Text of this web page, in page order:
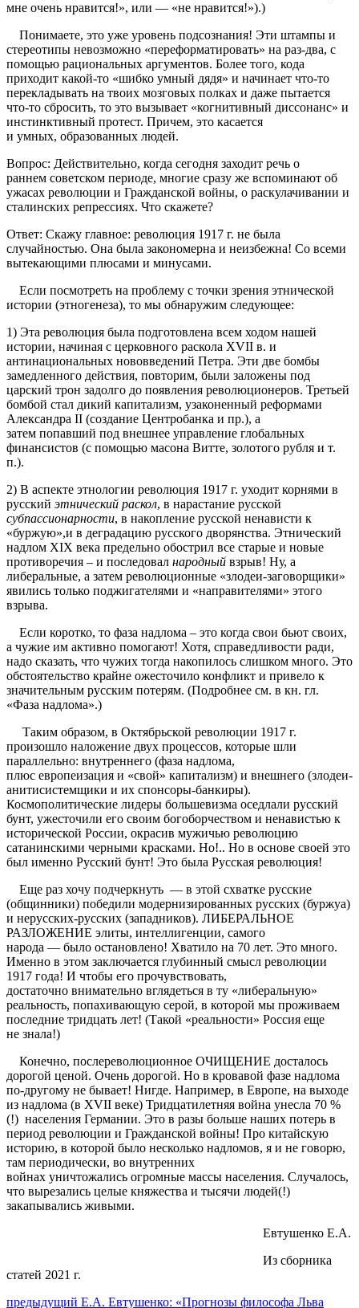
мне очень нравится!», или — «не нравится!»).)
Понимаете, это уже уровень подсознания! Эти штампы и
стереотипы невозможно «переформатировать» на раз-два, с
помощью рациональных аргументов. Более того, кода
приходит какой-то «шибко умный дядя» и начинает что-то
перекладывать на твоих мозговых полках и даже пытается
что-то сбросить, то это вызывает «когнитивный диссонанс» и
инстинктивный протест. Причем, это касается
и умных, образованных людей.
Вопрос: Действительно, когда сегодня заходит речь о
раннем советском периоде, многие сразу же вспоминают об
ужасах революции и Гражданской войны, о раскулачивании и
сталинских репрессиях. Что скажете?
Ответ: Скажу главное: революция 1917 г. не была
случайностью. Она была закономерна и неизбежна! Со всеми
вытекающими плюсами и минусами.
Если посмотреть на проблему с точки зрения этнической
истории (этногенеза), то мы обнаружим следующее:
1) Эта революция была подготовлена всем ходом нашей
истории, начиная с церковного раскола XVII в. и
антинациональных нововведений Петра. Эти две бомбы
замедленного действия, повторим, были заложены под
царский трон задолго до появления революционеров. Третьей
бомбой стал дикий капитализм, узаконенный реформами
Александра II (создание Центробанка и пр.), а
затем попавший под внешнее управление глобальных
финансистов (с помощью масона Витте, золотого рубля и т.
п.).
2) В аспекте этнологии революция 1917 г. уходит корнями в
русский этнический раскол, в нарастание русской
субпассионарности, в накопление русской ненависти к
«буржую»,и в деградацию русского дворянства. Этнический
надлом XIX века предельно обострил все старые и новые
противоречия – и последовал народный взрыв! Ну, а
либеральные, а затем революционные «злодеи-заговорщики»
явились только поджигателями и «направителями» этого
взрыва.
Если коротко, то фаза надлома – это когда свои бьют своих,
а чужие им активно помогают! Хотя, справедливости ради,
надо сказать, что чужих тогда накопилось слишком много. Это
обстоятельство крайне ожесточило конфликт и привело к
значительным русским потерям. (Подробнее см. в кн. гл.
«Фаза надлома».)
Таким образом, в Октябрьской революции 1917 г.
произошло наложение двух процессов, которые шли
параллельно: внутреннего (фаза надлома,
плюс европеизация и «свой» капитализм) и внешнего (злодеи-
анитисистемщики и их спонсоры-банкиры).
Космополитические лидеры большевизма оседлали русский
бунт, ужесточили его своим богоборчеством и ненавистью к
исторической России, окрасив мужичью революцию
сатанинскими черными красками. Но!.. Но в основе своей это
был именно Русский бунт! Это была Русская революция!
Еще раз хочу подчеркнуть — в этой схватке русские
(общинники) победили модернизированных русских (буржуа)
и нерусских-русских (западников). ЛИБЕРАЛЬНОЕ
РАЗЛОЖЕНИЕ элиты, интеллигенции, самого
народа — было остановлено! Хватило на 70 лет. Это много.
Именно в этом заключается глубинный смысл революции
1917 года! И чтобы его прочувствовать,
достаточно внимательно вглядеться в ту «либеральную»
реальность, попахивающую серой, в которой мы проживаем
последние тридцать лет! (Такой «реальности» Россия еще
не знала!)
Конечно, послереволюционное ОЧИЩЕНИЕ досталось
дорогой ценой. Очень дорогой. Но в кровавой фазе надлома
по-другому не бывает! Нигде. Например, в Европе, на выходе
из надлома (в XVII веке) Тридцатилетняя война унесла 70 %
(!) населения Германии. Это в разы больше наших потерь в
период революции и Гражданской войны! Про китайскую
историю, в которой было несколько надломов, я и не говорю,
там периодически, во внутренних
войнах уничтожались огромные массы населения. Случалось,
что вырезались целые княжества и тысячи людей(!)
закапывались живыми.
Евтушенко Е.А.
Из сборника
статей 2021 г.
предыдущий Предыдущий
Е.А. Евтушенко: «Прогнозы философа Льва